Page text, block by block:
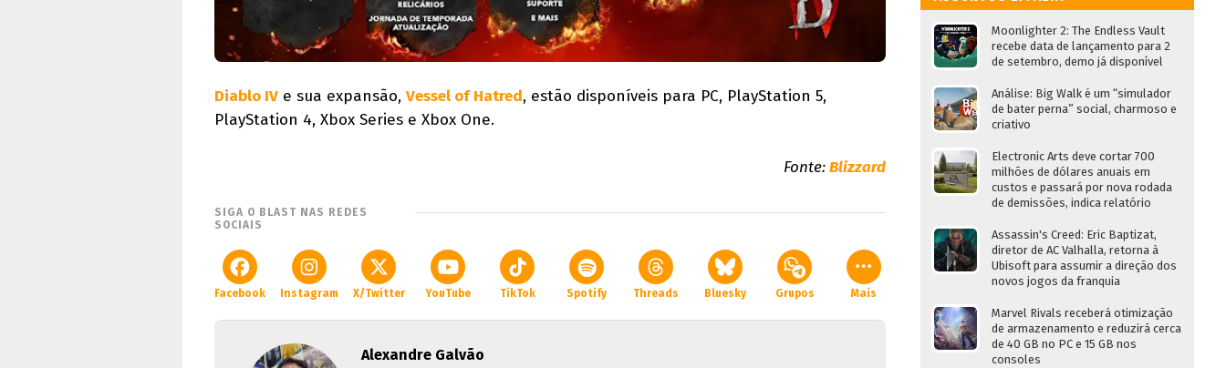
Diablo IV e sua expansão, Vessel of Hatred, estão disponíveis para PC, PlayStation 5,
PlayStation 4, Xbox Series e Xbox One.
Fonte:Blizzard
SIGA O BLAST NAS REDES
SOCIAIS
Facebook Instagram X/Twitter YouTube TikTok Spotify Threads Bluesky Grupos Mais
Alexandre Galvão
Moonlighter 2: The Endless Vault
recebe data de lançamento para 2
de setembro, demo já disponível
Análise: Big Walk é um “simulador
de bater perna” social, charmoso e
criativo
Electronic Arts deve cortar 700
milhões de dólares anuais em
custos e passará por nova rodada
de demissões, indica relatório
Assassin's Creed: Eric Baptizat,
diretor de AC Valhalla, retorna à
Ubisoft para assumir a direção dos
novos jogos da franquia
Marvel Rivals receberá otimização
de armazenamento e reduzirá cerca
de 40 GB no PC e 15 GB nos
consoles